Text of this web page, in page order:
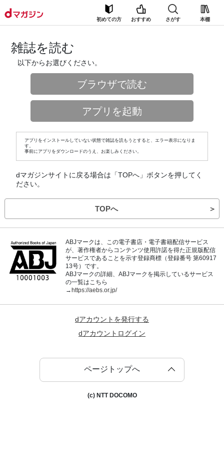
初めての方 おすすめ さがす 本棚
雑誌を読む
以下からお選びください。
ブラウザで読む
アプリを起動
アプリをインストールしていない状態で雑誌を読もうとすると、エラー表示になりま
す。
事前にアプリをダウンロードのうえ、お楽しみください。
dマガジンサイトに戻る場合は「TOPへ」ボタンを押してく
ださい。
TOPへ ＞
ABJマークは、この電子書店・電子書籍配信サービス
が、著作権者からコンテンツ使用許諾を得た正規版配信
サービスであることを示す登録商標（登録番号 第60917
13号）です。
ABJマークの詳細、ABJマークを掲示しているサービス
の一覧はこちら
→https://aebs.or.jp/
dアカウントを発行する
dアカウントログイン
ページトップへ
(c) NTT DOCOMO